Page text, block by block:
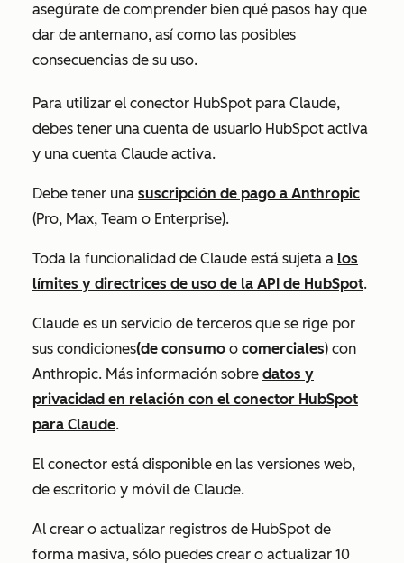
asegúrate de comprender bien qué pasos hay que
dar de antemano, así como las posibles
consecuencias de su uso.
Para utilizar el conector HubSpot para Claude,
debes tener una cuenta de usuario HubSpot activa
y una cuenta Claude activa.
Debe tener una suscripción de pago a Anthropic
(Pro, Max, Team o Enterprise).
Toda la funcionalidad de Claude está sujeta a los
límites y directrices de uso de la API de HubSpot.
Claude es un servicio de terceros que se rige por
sus condiciones(de consumo o comerciales) con
Anthropic. Más información sobre datos y
privacidad en relación con el conector HubSpot
para Claude.
El conector está disponible en las versiones web,
de escritorio y móvil de Claude.
Al crear o actualizar registros de HubSpot de
forma masiva, sólo puedes crear o actualizar 10